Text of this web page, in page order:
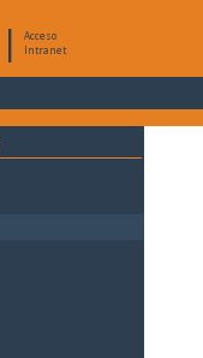
|
Acceso
Intranet